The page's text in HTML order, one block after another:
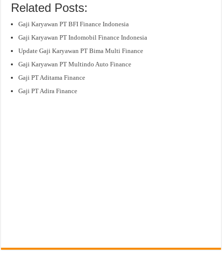
Related Posts:
Gaji Karyawan PT BFI Finance Indonesia
Gaji Karyawan PT Indomobil Finance Indonesia
Update Gaji Karyawan PT Bima Multi Finance
Gaji Karyawan PT Multindo Auto Finance
Gaji PT Aditama Finance
Gaji PT Adira Finance